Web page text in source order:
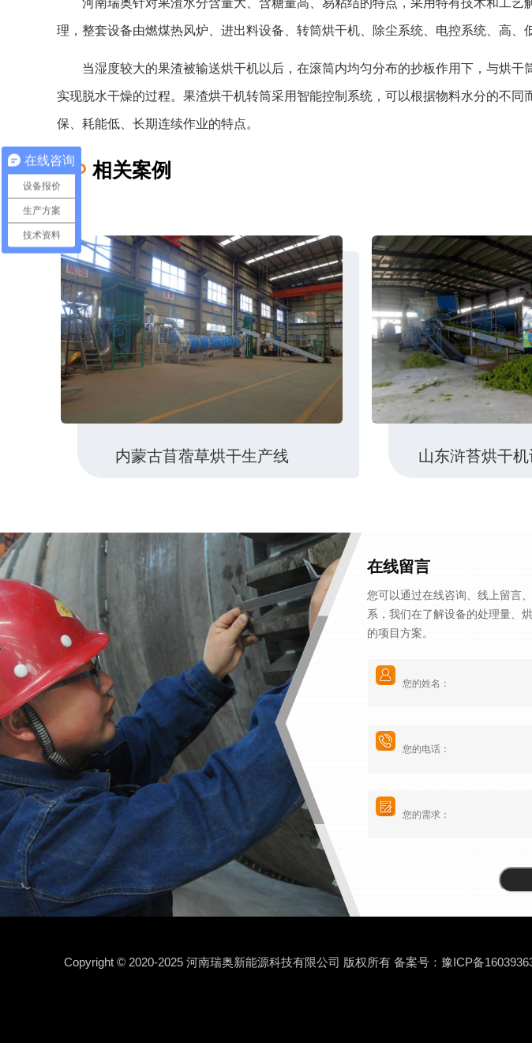
理，整套设备由燃煤热风炉、进出料设备、转筒烘干机、除尘系统、电控系统、高、
当湿度较大的果渣被输送烘干机以后，在滚筒内均匀分布的抄板作用下，与烘干
实现脱水干燥的过程。果渣烘干机转筒采用智能控制系统，可以根据物料水分的不
保、耗能低、长期连续作业的特点。
相关案例
内蒙古苜蓿草烘干生产线 山东浒苔烘干
在线留言
您可以通过在线咨询、线上留言
系，我们在了解设备的处理量、
的项目方案。
Copyright © 2020-2025 河南瑞奥新能源科技有限公司 版权所有 备案号：豫ICP备
在线咨询
设备报价
生产方案
技术资料